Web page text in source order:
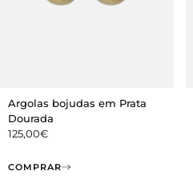
Argolas bojudas em Prata
Dourada
125,00€
COMPRAR